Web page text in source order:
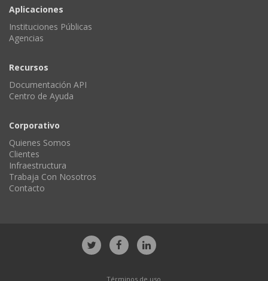
Aplicaciones
Instituciones Públicas
Agencias
Recursos
Documentación API
Centro de Ayuda
Corporativo
Quienes Somos
Clientes
Infraestructura
Trabaja Con Nosotros
Contacto
Términos de uso